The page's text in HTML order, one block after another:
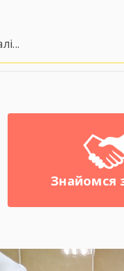
Знайомся